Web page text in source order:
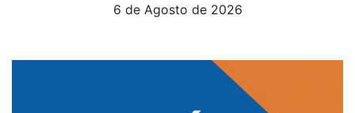
6 de Agosto de 2026